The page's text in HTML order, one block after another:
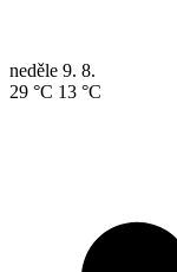
neděle 9. 8.
29 °C 13 °C